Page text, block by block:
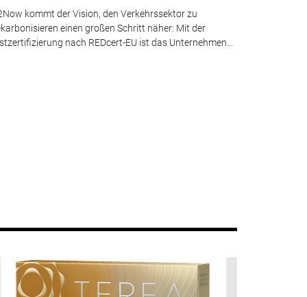
kommt der Vision, den Verkehrssektor zu
einen großen Schritt näher: Mit der
nach REDcert-EU ist das Unternehmen...